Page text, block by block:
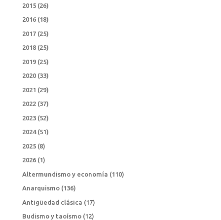
2015(26)
2016(18)
2017(25)
2018(25)
2019(25)
2020(33)
2021 (29)
2022(37)
2023(52)
2024(51)
2025(8)
2026(1)
Altermundismo y economía (110)
Anarquismo(136)
Antigüedad clásica (17)
Budismo y taoísmo(12)